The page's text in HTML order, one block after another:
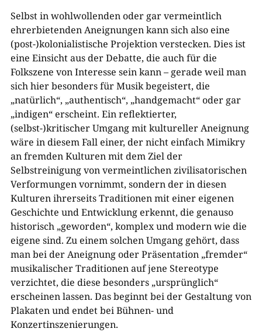
Selbst in wohlwollenden oder gar vermeintlich
ehrerbietenden Aneignungen kann sich also eine
(post-)kolonialistische Projektion verstecken. Dies ist
eine Einsicht aus der Debatte, die auch für die
Folkszene von Interesse sein kann – gerade weil man
sich hier besonders für Musik begeistert, die
„natürlich“, „authentisch“, „handgemacht“ oder gar
„indigen“ erscheint. Ein reflektierter,
(selbst-)kritischer Umgang mit kultureller Aneignung
wäre in diesem Fall einer, der nicht einfach Mimikry
an fremden Kulturen mit dem Ziel der
Selbstreinigung von vermeintlichen zivilisatorischen
Verformungen vornimmt, sondern der in diesen
Kulturen ihrerseits Traditionen mit einer eigenen
Geschichte und Entwicklung erkennt, die genauso
historisch „geworden“, komplex und modern wie die
eigene sind. Zu einem solchen Umgang gehört, dass
man bei der Aneignung oder Präsentation „fremder“
musikalischer Traditionen auf jene Stereotype
verzichtet, die diese besonders „ursprünglich“
erscheinen lassen. Das beginnt bei der Gestaltung von
Plakaten und endet bei Bühnen- und
Konzertinszenierungen.